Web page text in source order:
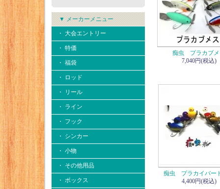
▼ メーカーメニュー
・ 大会エントリー
・ 特価
・ 福袋
・ ロッド
・ リール
・ ライン
・ フック
・ シンカー
・ 小物
・ その他用品
・ ボックス
痴虫 プラカブ
7,040円(税込)
痴虫 プラカイバー
4,400円(税込)